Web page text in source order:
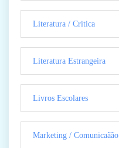
Literatura / Critica
Literatura Estrangeira
Livros Escolares
Marketing / Comunicaãão